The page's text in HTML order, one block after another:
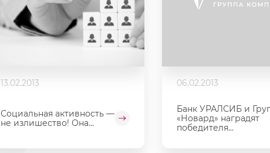
13.02.2013
Социальная активность —
не излишество! Она...
06.02.2013
Банк УРАЛСИБ и
«Новард» наградят
победителя...